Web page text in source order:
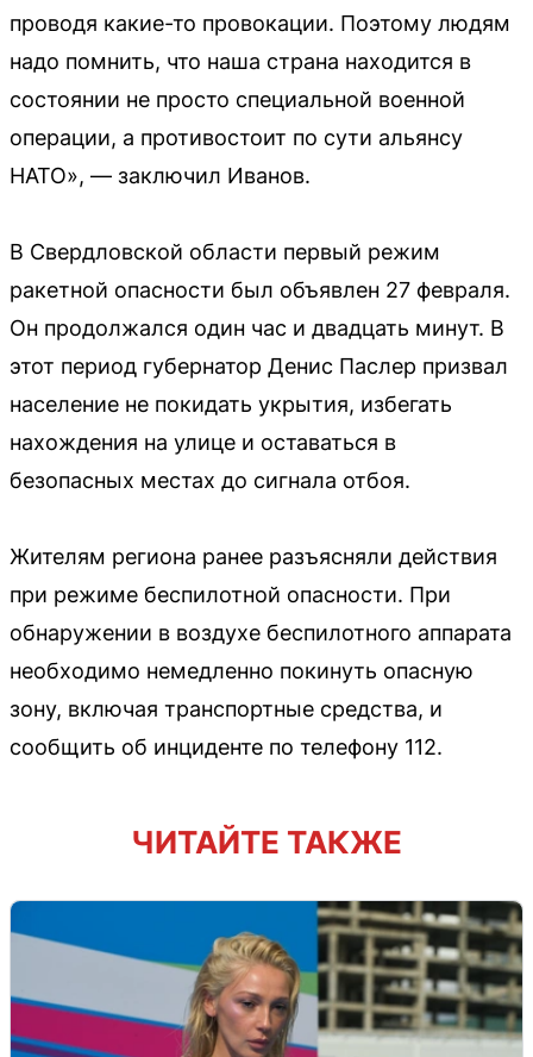
проводя какие-то провокации. Поэтому людям
надо помнить, что наша страна находится в
состоянии не просто специальной военной
операции, а противостоит по сути альянсу
НАТО», — заключил Иванов.
В Свердловской области первый режим
ракетной опасности был объявлен 27 февраля.
Он продолжался один час и двадцать минут. В
этот период губернатор Денис Паслер призвал
население не покидать укрытия, избегать
нахождения на улице и оставаться в
безопасных местах до сигнала отбоя.
Жителям региона ранее разъясняли действия
при режиме беспилотной опасности. При
обнаружении в воздухе беспилотного аппарата
необходимо немедленно покинуть опасную
зону, включая транспортные средства, и
сообщить об инциденте по телефону 112.
ЧИТАЙТЕ ТАКЖЕ